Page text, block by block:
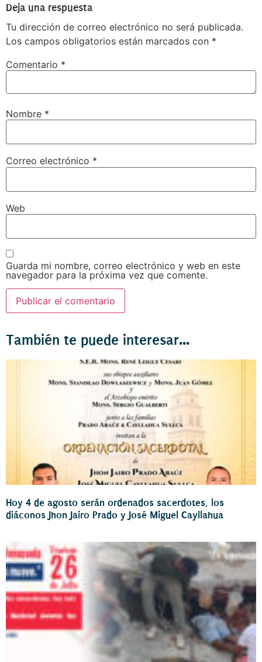
Deja una respuesta
Tu dirección de correo electrónico no será publicada.
Los campos obligatorios están marcados con *
Comentario *
Nombre *
Correo electrónico *
Web
Guarda mi nombre, correo electrónico y web en este
navegador para la próxima vez que comente.
También te puede interesar...
Hoy 4 de agosto serán ordenados sacerdotes, los
diáconos Jhon Jairo Prado y José Miguel Cayllahua